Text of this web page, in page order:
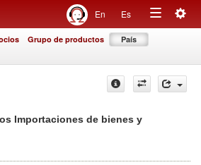
En Es
Toggle
Grupo de productos País
Importaciones de bienes y